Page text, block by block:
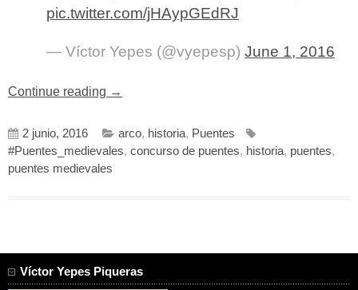
pic.twitter.com/jHAypGEdRJ
— Víctor Yepes (@vyepesp) June 1, 2016
Continue reading «Los
medievales
españoles,
¿con
→
2 junio, 2016 arco, historia, Puentes
#Puentes_medievales, concurso de puentes, historia, puentes,
puentes medievales
Víctor Yepes Piqueras